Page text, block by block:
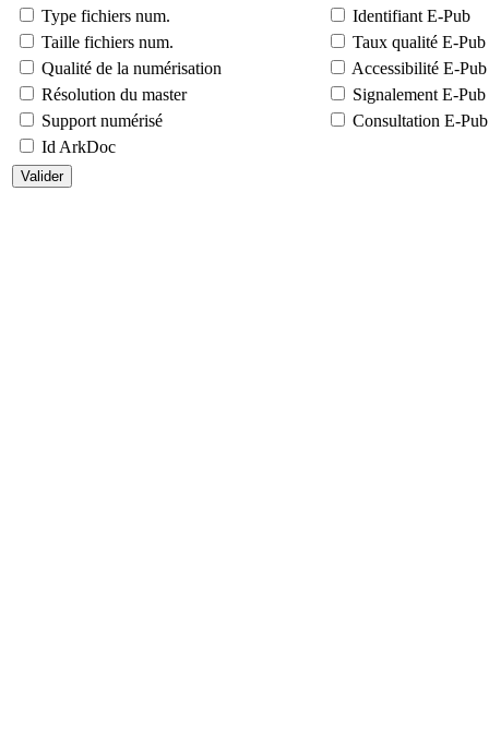
Type fichiers num.
Identifiant E-Pub
Taille fichiers num.
Taux qualité E-Pub
Qualité de la numérisation
Accessibilité E-Pub
Résolution du master
Signalement E-Pub
Support numérisé
Consultation E-Pub
Id ArkDoc